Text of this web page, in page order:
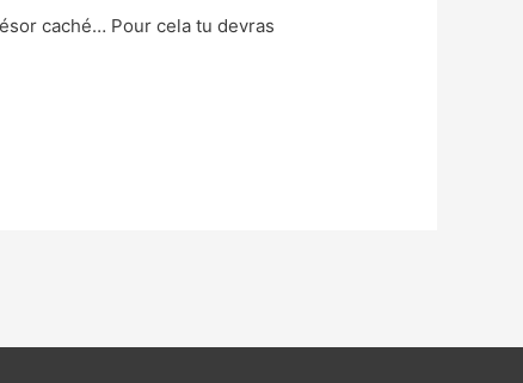
caché… Pour cela tu devras